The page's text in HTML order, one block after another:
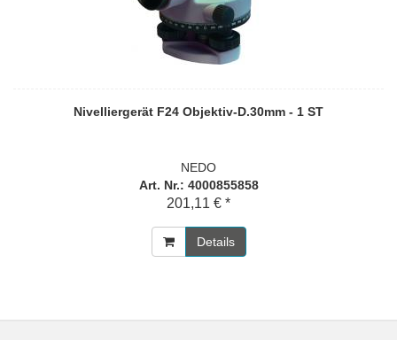
Nivelliergerät F24 Objektiv-D.30mm - 1 ST
NEDO
Art. Nr.: 4000855858
201,11 € *
Details